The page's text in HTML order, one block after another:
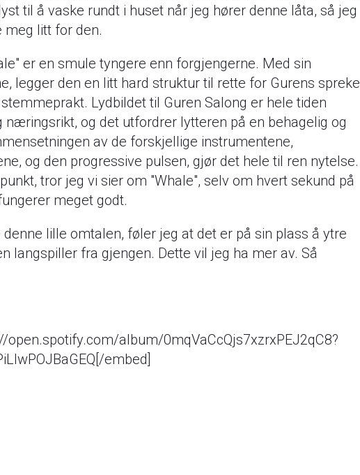
til å vaske rundt i huset når jeg hører denne låta, så jeg
meg litt for den.
er en smule tyngere enn forgjengerne. Med sin
legger den en litt hard struktur til rette for Gurens spreke
Lydbildet til Guren Salong er hele tiden
næringsrikt, og det utfordrer lytteren på en behagelig og
av de forskjellige instrumentene,
og den progressive pulsen, gjør det hele til ren nytelse.
tror jeg vi sier om "Whale", selv om hvert sekund på
meget godt.
denne lille omtalen, føler jeg at det er på sin plass å ytre
langspiller fra gjengen. Dette vil jeg ha mer av. Så
open.spotify.com/album/0mqVaCcQjs7xzrxPEJ2qC8?
embed]